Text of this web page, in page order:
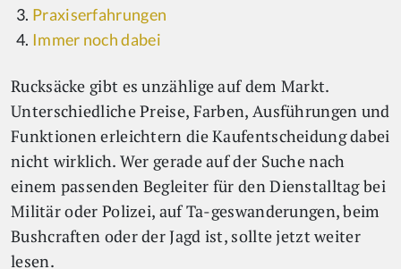
Praxiserfahrungen
Immer noch dabei
Rucksäcke gibt es unzählige auf dem Markt.
Unterschiedliche Preise, Farben, Ausführungen und
Funktionen erleichtern die Kaufentscheidung dabei
nicht wirklich. Wer gerade auf der Suche nach
einem passenden Begleiter für den Dienstalltag bei
Militär oder Polizei, auf Ta-geswanderungen, beim
Bushcraften oder der Jagd ist, sollte jetzt weiter
lesen.